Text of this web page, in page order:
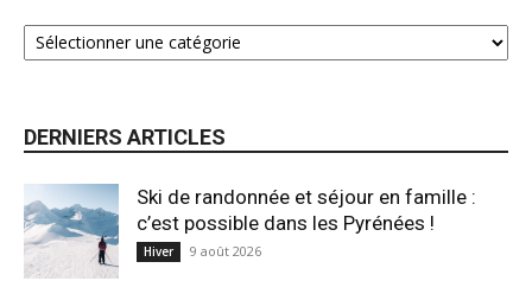
DERNIERS ARTICLES
Ski de randonnée et séjour en famille :
c’est possible dans les Pyrénées !
Hiver 9 août 2026